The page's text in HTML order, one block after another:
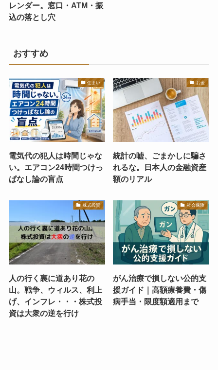
レンダー。窓口・ATM・振
込の落とし穴
おすすめ
住まい
電気代の犯人は時間じゃな
い。エアコン24時間つけっ
ぱなし論の盲点
お金
統計の嘘、ごまかしに騙さ
れるな。日本人の金融資産
額のリアル
株式投資
人の行く裏に道あり花の
山。戦争、ウィルス、利上
げ、インフレ・・・株式投
資は大衆の逆を行け
社会保険
がん治療で損しない公的支
援ガイド｜高額療養費・傷
病手当・限度額適用まで